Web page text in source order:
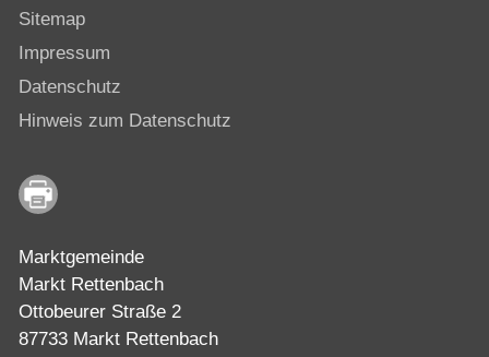
Sitemap
Impressum
Datenschutz
Hinweis zum Datenschutz
Marktgemeinde
Markt Rettenbach
Ottobeurer Straße 2
87733 Markt Rettenbach